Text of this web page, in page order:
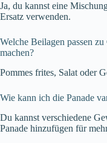
Ja, du kannst eine
Ersatz verwenden.
Welche Beilagen passen
machen?
Pommes frites, Salat oder
Wie kann ich die Panade
Du kannst verschiedene
Panade hinzufügen für